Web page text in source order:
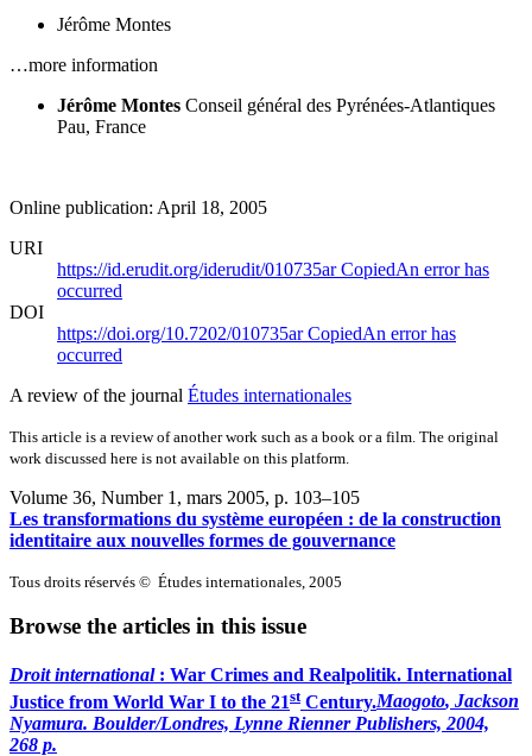
Jérôme Montes
…more information
Jérôme Montes Conseil général des Pyrénées-Atlantiques
Pau, France
Online publication: April 18, 2005
URI
https://id.erudit.org/iderudit/010735arCopiedAn error has
occurred
DOI
https://doi.org/10.7202/010735arCopiedAn error has
occurred
A review of the journal Études internationales
This article is a review of another work such as a book or a film. The original
work discussed here is not available on this platform.
Volume 36, Number 1, mars 2005, p. 103–105
Les transformations du système européen : de la construction
identitaire aux nouvelles formes de gouvernance
Tous droits réservés © Études internationales, 2005
Browse the articles in this issue
Droit international: War Crimes and Realpolitik. International
Justice from World War I to the 21stCentury.Maogoto, Jackson
Nyamura. Boulder/Londres, Lynne Rienner Publishers, 2004,
268 p.